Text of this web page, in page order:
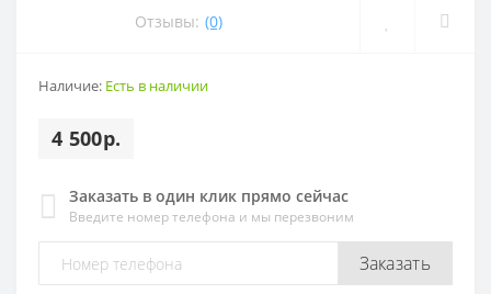
Отзывы: (0)
Наличие: Есть в наличии
4 500р.
Заказать в один клик прямо сейчас
Введите номер телефона и мы перезвоним
Заказать